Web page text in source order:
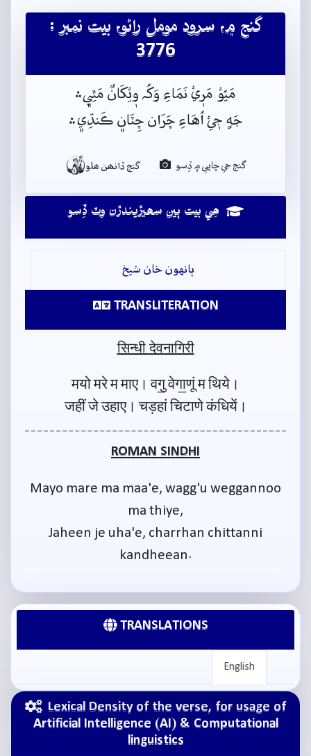
Lexical Density of the verse, for usage of
Artificial Intelligence (AI) & Computational
linguistics
گنج ۾، سرود مومل راڻو، بيت نمبر :
3776
مَيُوْ مَرٖيْ نَمَاءِ وَکُہ وٖيْکَانٌ مَٿِي﮼﮶
جَهٍ جٖيْ اُهَاءِ چَرَان چِٽَان﮼ ڪَنڌِي﮼﮶
گنج جي ڇاپي ۾ ڏِسو گنج ڏانھن ھلو
ھِي بيت ٻين سھيڙيندڙن وٽ ڏِسو
ٻانهون خان شيخ
TRANSLITERATION
सिन्धी देवनागिरी
मयो मरे म माए। वगु॒ वेगा॒णूं म थिये।
जहीं जे उहाए। चड़हां चिटाणे कंधियें।
ROMAN SINDHI
Mayo mare ma maa'e, wagg'u weggannoo
ma thiye,
Jaheen je uha'e, charrhan chittanni
kandheean.
TRANSLATIONS
English